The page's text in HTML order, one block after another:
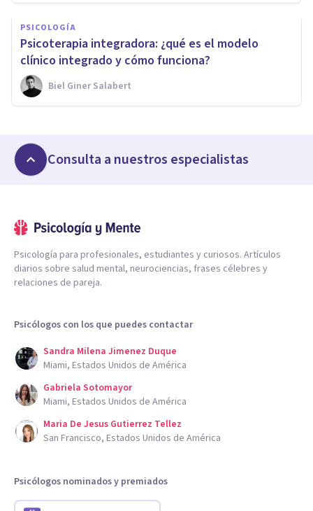
PSICOLOGÍA
Psicoterapia integradora: ¿qué es el modelo
clínico integrado y cómo funciona?
Biel Giner Salabert
Consulta a nuestros especialistas
Psicología para profesionales, estudiantes y curiosos. Artículos
diarios sobre salud mental, neurociencias, frases célebres y
relaciones de pareja.
Psicólogos con los que puedes contactar
Sandra Milena Jimenez Duque
Miami, Estados Unidos de América
Gabriela Sotomayor
Miami, Estados Unidos de América
Maria De Jesus Gutierrez Tellez
San Francisco, Estados Unidos de América
Psicólogos nominados y premiados